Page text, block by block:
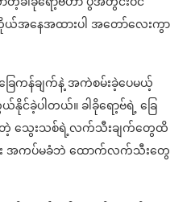
ယ်အနေအထားပါ အတော်လေးကွာ
ေကန်ချက်နဲ့ အကဲစမ်းခဲ့ပေမယ့်
ခဲ့ပါတယ်။‌‌ ခါခိုရော့ဗ်ရဲ့ ခြေ
တဲ့ သွေးသစ်ရဲ့လက်သီးချက်တွေထိ
အကပ်မခံဘဲ ထောက်လက်သီးတွေ